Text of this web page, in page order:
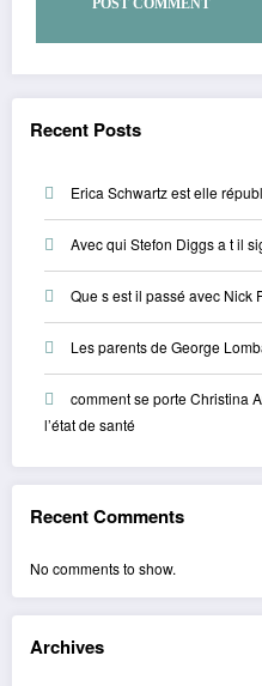
Recent Posts
Erica Schwartz est elle
Avec qui Stefon Diggs a t il
Que s est il passé avec Nick
Les parents de George
comment se porte Christina
l’état de santé
Recent Comments
No comments to show.
Archives